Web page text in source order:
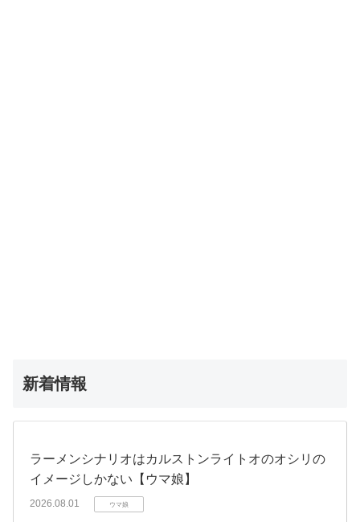
新着情報
ラーメンシナリオはカルストンライトオのオシリの
イメージしかない【ウマ娘】
2026.08.01 ウマ娘